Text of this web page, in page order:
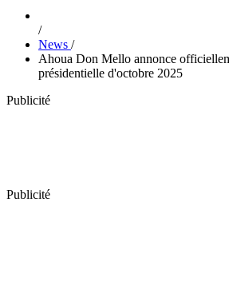
/
News /
Ahoua Don Mello annonce
présidentielle d'octobre 2025
Publicité
Publicité